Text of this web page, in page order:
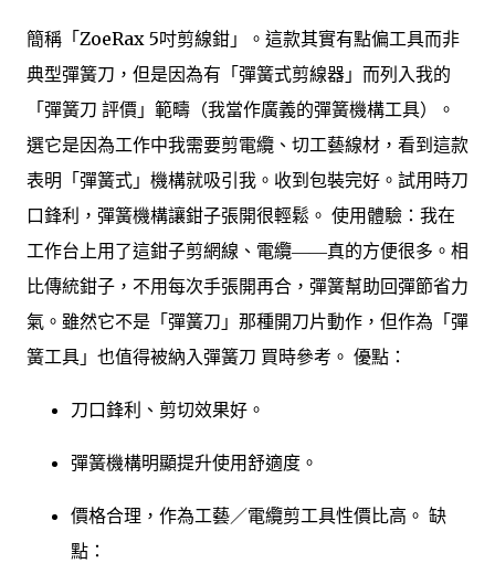
簡稱「ZoeRax 5吋剪線鉗」。這款其實有點偏工具而非
典型彈簧刀，但是因為有「彈簧式剪線器」而列入我的
「彈簧刀 評價」範疇（我當作廣義的彈簧機構工具）。
選它是因為工作中我需要剪電纜、切工藝線材，看到這款
表明「彈簧式」機構就吸引我。收到包裝完好。試用時刀
口鋒利，彈簧機構讓鉗子張開很輕鬆。 使用體驗：我在
工作台上用了這鉗子剪網線、電纜――真的方便很多。相
比傳統鉗子，不用每次手張開再合，彈簧幫助回彈節省力
氣。雖然它不是「彈簧刀」那種開刀片動作，但作為「彈
簧工具」也值得被納入彈簧刀 買時參考。 優點：
刀口鋒利、剪切效果好。
彈簧機構明顯提升使用舒適度。
價格合理，作為工藝／電纜剪工具性價比高。 缺
點：